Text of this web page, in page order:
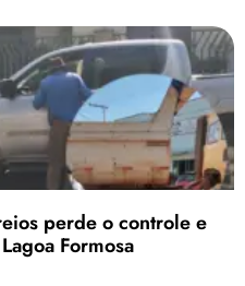
perde o controle e
Formosa